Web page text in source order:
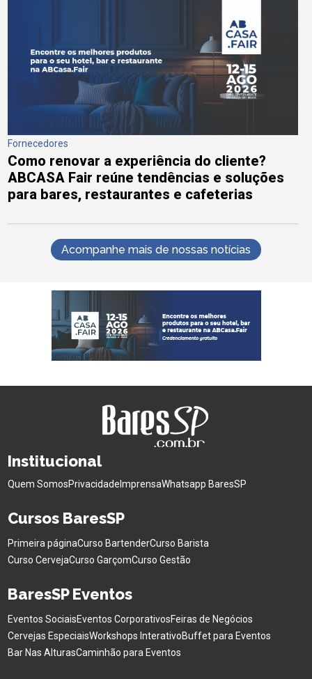
Fornecedores
Como renovar a experiência do cliente?
ABCASA Fair reúne tendências e soluções
para bares, restaurantes e cafeterias
Acompanhe mais de nossas notícias
Institucional
Quem SomosPrivacidade ImprensaWhatsapp BaresSP
Cursos BaresSP
Primeira páginaCurso BartenderCurso Barista
Curso CervejaCurso GarçomCurso Gestão
BaresSP Eventos
Eventos SociaisEventos CorporativosFeiras de Negócios
Cervejas EspeciaisWorkshops InterativoBuffet para Eventos
Bar Nas AlturasCaminhão para Eventos